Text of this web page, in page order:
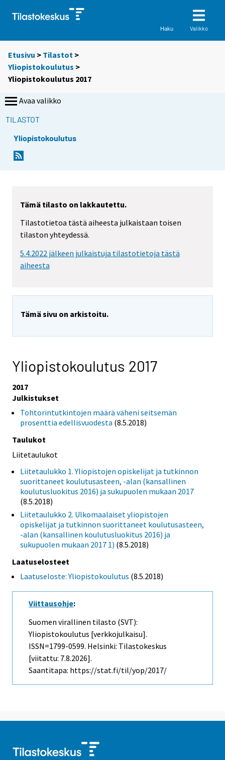
Haku Valikko
Etusivu > Tilastot >
Yliopistokoulutus >
Yliopistokoulutus 2017
Avaa valikko
TILASTOT
Yliopistokoulutus
Tämä tilasto on lakkautettu.
Tilastotietoa tästä aiheesta julkaistaan toisen
tilaston yhteydessä.
5.4.2022 jälkeen julkaistuja tilastotietoja tästä
aiheesta
Tämä sivu on arkistoitu.
Yliopistokoulutus 2017
2017
Julkistukset
Tohtorintutkintojen määrä väheni seitsemän
prosenttia edellisvuodesta (8.5.2018)
Taulukot
Liitetaulukot
Liitetaulukko 1. Yliopistojen opiskelijat ja tutkinnon
suorittaneet koulutusasteen, -alan (kansallinen
koulutusluokitus 2016) ja sukupuolen mukaan 2017
(8.5.2018)
Liitetaulukko 2. Ulkomaalaiset yliopistojen
opiskelijat ja tutkinnon suorittaneet koulutusasteen,
-alan (kansallinen koulutusluokitus 2016) ja
sukupuolen mukaan 2017 1) (8.5.2018)
Laatuselosteet
Laatuseloste: Yliopistokoulutus (8.5.2018)
Viittausohje:
Suomen virallinen tilasto (SVT):
Yliopistokoulutus [verkkojulkaisu].
ISSN=1799-0599. Helsinki: Tilastokeskus
[viitattu: 7.8.2026].
Saantitapa: https://stat.fi/til/yop/2017/